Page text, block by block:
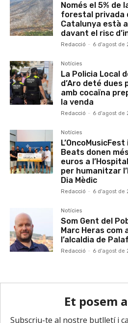
Només el 5% de
forestal privada
Catalunya està
davant el risc
Redacció - 6 d'agost de
Notícies
La Policia Local
d’Aro deté dues
amb cocaïna
la venda
Redacció - 6 d'agost de
Notícies
Beats donen
euros a
per humanitzar
Dia Mèdic
Redacció - 6 d'agost de
Notícies
Som Gent del
Marc Heras com
l’alcaldia de
Redacció - 6 d'agost de